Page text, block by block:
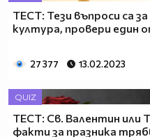
ТЕСТ: Тези въпроси са
култура, провери един
27 377 13.02.2023
QUIZ
ТЕСТ: Св. Валентин или
факти за празника